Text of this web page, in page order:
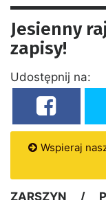
Jesienny
zapisy!
Udostępnij na:
Wspieraj
ZARSZYN /